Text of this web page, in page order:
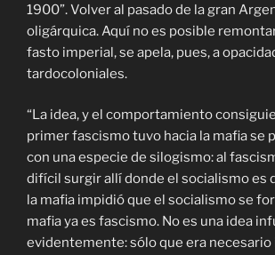
1900”. Volver al pasado de la gran
oligárquica. Aquí no es posible
fasto imperial, se apela, pues, a
tardocoloniales.
“La idea, y el comportamiento
primer fascismo tuvo hacia la mafia se
con una especie de silogismo: al
difícil surgir allí donde el socialismo es
la mafia impidió que el socialismo se
mafia ya es fascismo. No es una idea
evidentemente: sólo que era necesario